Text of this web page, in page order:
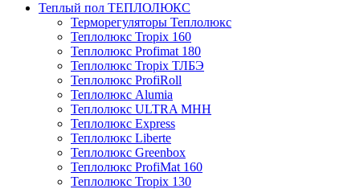
Теплый пол ТЕПЛОЛЮКС
Терморегуляторы Теплолюкс
Теплолюкс Tropix 160
Теплолюкс Profimat 180
Теплолюкс Tropix ТЛБЭ
Теплолюкс ProfiRoll
Теплолюкс Alumia
Теплолюкс ULTRA МНН
Теплолюкс Express
Теплолюкс Liberte
Теплолюкс Greenbox
Теплолюкс ProfiMat 160
Теплолюкс Tropix 130